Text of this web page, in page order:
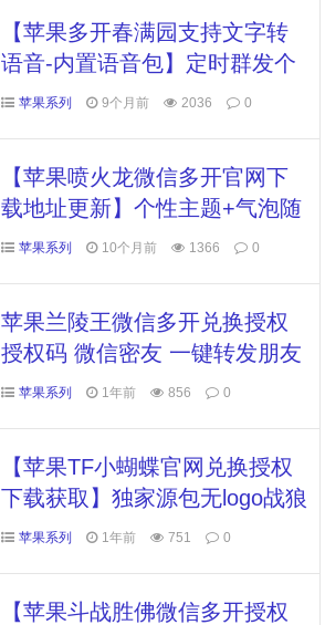
【苹果多开春满园支持文字转
语音-内置语音包】定时群发个
性化美化功能秒抢红包
苹果系列 9个月前 2036 0
【苹果喷火龙微信多开官网下
载地址更新】个性主题+气泡随
意导入退群监控功能(群主使用)
苹果系列 10个月前 1366 0
苹果兰陵王微信多开兑换授权
授权码 微信密友 一键转发朋友
圈 语音转发 消息防撤回 全球
苹果系列 1年前 856 0
【苹果TF小蝴蝶官网兑换授权
下载获取】独家源包无logo战狼
同款功能一模一样支持群发转
苹果系列 1年前 751 0
【苹果斗战胜佛微信多开授权